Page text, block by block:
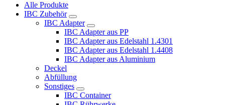
Alle Produkte
IBC Zubehör
IBC Adapter
IBC Adapter aus PP
IBC Adapter aus Edelstahl 1.4301
IBC Adapter aus Edelstahl 1.4408
IBC Adapter aus Aluminium
Deckel
Abfüllung
Sonstiges
IBC Container